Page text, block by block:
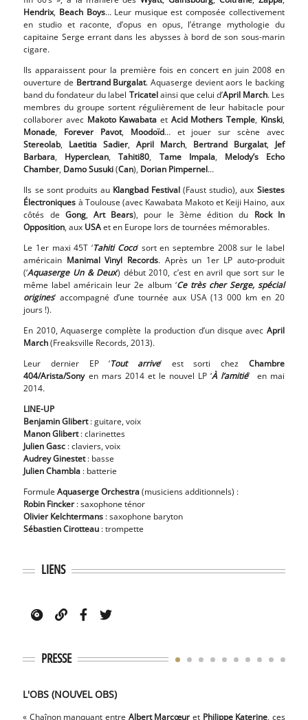
Hendrix, Beach Boys… Leur musique est composée collectivement
en studio et raconte, d’opus en opus, l’étrange mythologie du
capitaine Serge errant dans les abysses à bord de son sous-marin
cigare.
Ils apparaissent pour la première fois en concert en juin 2008 en
ouverture de Bertrand Burgalat. Aquaserge devient aors le backing
band du fondateur du label Tricatelainsi que celui d’April March. Les
membres du groupe sortent régulièrement de leur habitacle pour
collaborer avec Makoto Kawabata et Acid Mothers Temple, Kinski,
Monade, Forever Pavot, Moodoïd… et jouer sur scène avec
Stereolab, Laetitia Sadier,April March, Bertrand Burgalat,Jef
Barbara, Hyperclean,Tahiti80, Tame Impala, Melody’s Echo
Chamber, Damo Susuki(Can), Dorian Pimpernel…
Ils se sont produits au Klangbad Festival (Faust studio), aux Siestes
Électroniques à Toulouse (avec Kawabata Makoto et Keiji Haino, aux
côtés de Gong, Art Bears), pour le 3ème édition du Rock In
Opposition, aux USAet en Europe lors de tournées mémorables.
Le 1er maxi 45T ‘Tahiti Coco‘ sort en septembre 2008 sur le label
américain Manimal Vinyl Records. Après un 1er LP auto-produit
(‘Aquaserge Un & Deux‘) début 2010, c’est en avril que sort sur le
même label américain leur 2e album ‘Ce très cher Serge, spécial
origines‘ accompagné d’une tournée aux USA (13 000 km en 20
jours !).
En 2010, Aquaserge complète la production d’un disque avec April
March(Freaksville Records, 2013).
Leur dernier EP ‘Tout arrive‘ est sorti chez Chambre
404/Arista/Sonyen mars 2014 et le nouvel LP ‘À l’amitié‘ en mai
2014.
LINE-UP
Benjamin Glibert: guitare, voix
Manon Glibert: clarinettes
Julien Gasc : claviers, voix
Audrey Ginestet: basse
Julien Chambla : batterie
Formule Aquaserge Orchestra(musiciens additionnels) :
Robin Fincker: saxophone ténor
Olivier Kelchtermans : saxophone baryton
Sébastien Cirotteau : trompette
LIENS
PRESSE
L'OBS (NOUVEL OBS)
« Chaînon manquant entre Albert Marcœuret Philippe Katerine, ces«